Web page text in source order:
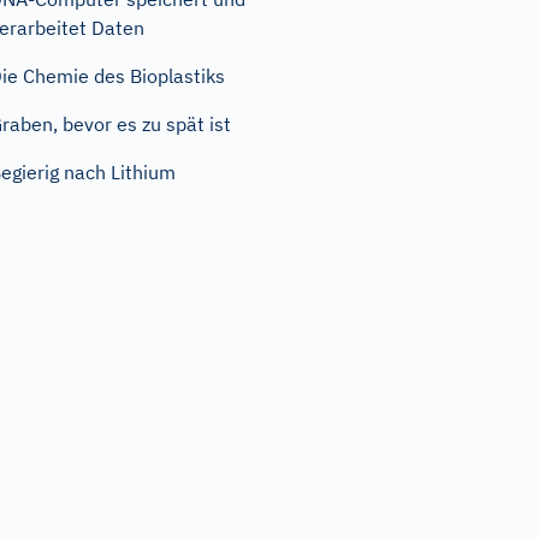
Daten
Chemie des Bioplastiks
bevor es zu spät ist
nach Lithium